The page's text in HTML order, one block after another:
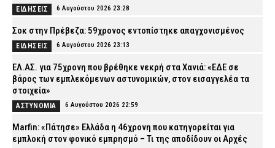
ΕΙΔΗΣΕΙΣ 6 Αυγούστου 2026 23:28
Σοκ στην Πρέβεζα: 59χρονος εντοπίστηκε απαγχονισμένος
ΕΙΔΗΣΕΙΣ 6 Αυγούστου 2026 23:13
ΕΛ.ΑΣ. για 75χρονη που βρέθηκε νεκρή στα Χανιά: «ΕΔΕ σε
βάρος των εμπλεκόμενων αστυνομικών, στον εισαγγελέα τα
στοιχεία»
ΑΣΤΥΝΟΜΙΑ 6 Αυγούστου 2026 22:59
Marfin: «Πάτησε» Ελλάδα η 46χρονη που κατηγορείται για
εμπλοκή στον φονικό εμπρησμό – Τι της αποδίδουν οι Αρχές